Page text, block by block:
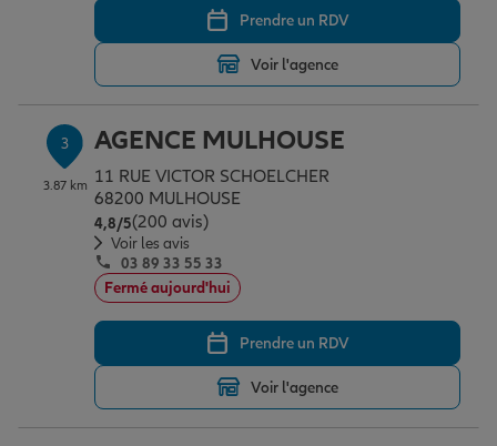
Garantie des accidents de la vie
Assurance scolaire
Protection juridique
Tous nos devis d'assurance
Prendre un RDV
Voir l'agence
3
3.87 km
AGENCE MULHOUSE
11 RUE VICTOR SCHOELCHER
68200 MULHOUSE
4,8/5Note de 4.8 sur 5
(200 avis)
Voir les avis
03 89 33 55 33
Fermé aujourd'hui
Prendre un RDV
Voir l'agence